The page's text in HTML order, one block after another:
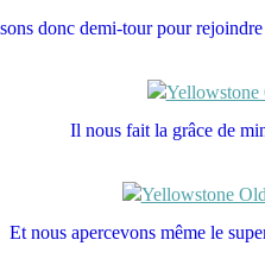
donc demi-tour pour
Il nous fait la grâce de
Et nous apercevons même le